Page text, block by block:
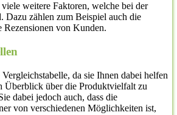
weitere Faktoren, welche bei der
Dazu zählen zum Beispiel auch die
Rezensionen von Kunden.
da sie Ihnen dabei helfen
Überblick über die Produktvielfalt zu
dabei jedoch auch, dass die
von verschiedenen Möglichkeiten ist,